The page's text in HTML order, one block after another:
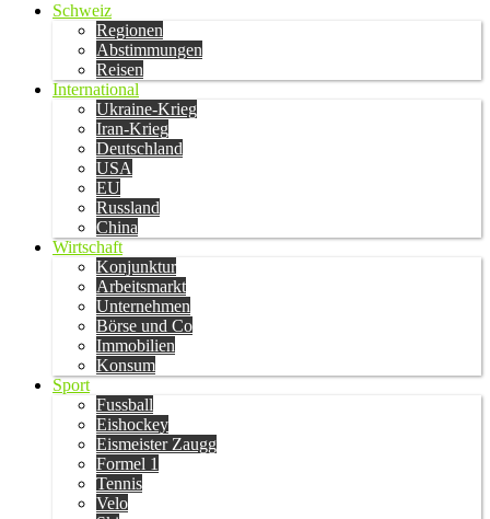
Schweiz
Regionen
Abstimmungen
Reisen
International
Ukraine-Krieg
Iran-Krieg
Deutschland
USA
EU
Russland
China
Wirtschaft
Konjunktur
Arbeitsmarkt
Unternehmen
Börse und Co
Immobilien
Konsum
Sport
Fussball
Eishockey
Eismeister Zaugg
Formel 1
Tennis
Velo